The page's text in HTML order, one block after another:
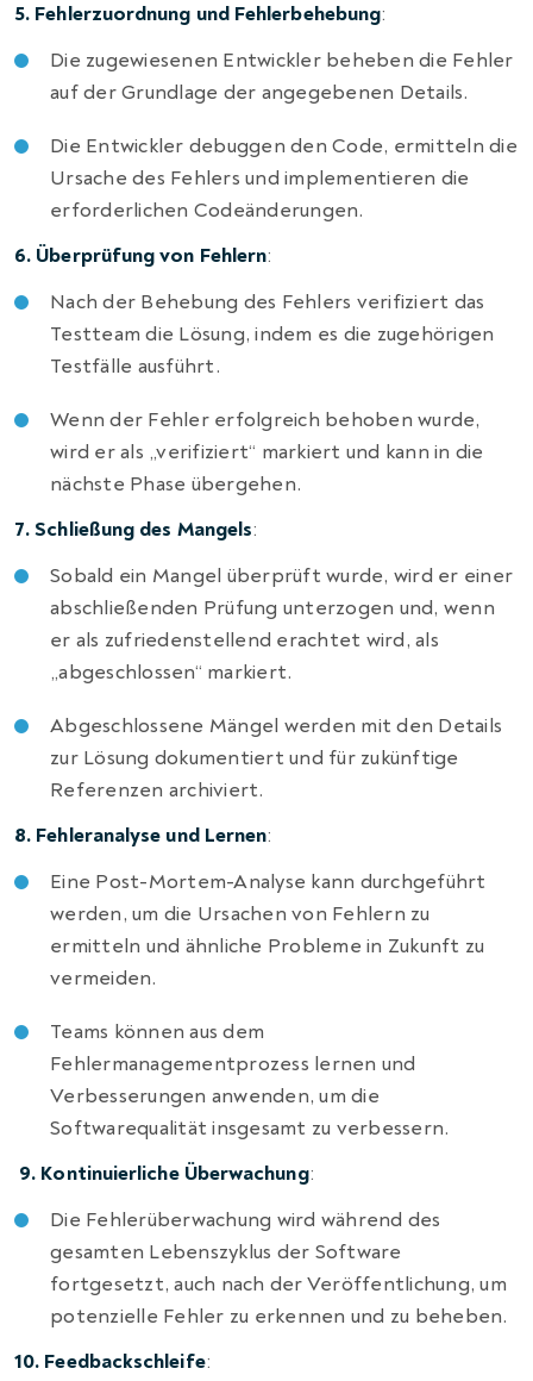
5. Fehlerzuordnung und Fehlerbehebung:
Die zugewiesenen Entwickler beheben die Fehler
auf der Grundlage der angegebenen Details.
Die Entwickler debuggen den Code, ermitteln die
Ursache des Fehlers und implementieren die
erforderlichen Codeänderungen.
6. Überprüfung von Fehlern:
Nach der Behebung des Fehlers verifiziert das
Testteam die Lösung, indem es die zugehörigen
Testfälle ausführt.
Wenn der Fehler erfolgreich behoben wurde,
wird er als „verifiziert“ markiert und kann in die
nächste Phase übergehen.
7. Schließung des Mangels:
Sobald ein Mangel überprüft wurde, wird er einer
abschließenden Prüfung unterzogen und, wenn
er als zufriedenstellend erachtet wird, als
„abgeschlossen“ markiert.
Abgeschlossene Mängel werden mit den Details
zur Lösung dokumentiert und für zukünftige
Referenzen archiviert.
8. Fehleranalyse und Lernen:
Eine Post-Mortem-Analyse kann durchgeführt
werden, um die Ursachen von Fehlern zu
ermitteln und ähnliche Probleme in Zukunft zu
vermeiden.
Teams können aus dem
Fehlermanagementprozess lernen und
Verbesserungen anwenden, um die
Softwarequalität insgesamt zu verbessern.
9. Kontinuierliche Überwachung:
Die Fehlerüberwachung wird während des
gesamten Lebenszyklus der Software
fortgesetzt, auch nach der Veröffentlichung, um
potenzielle Fehler zu erkennen und zu beheben.
10. Feedbackschleife: